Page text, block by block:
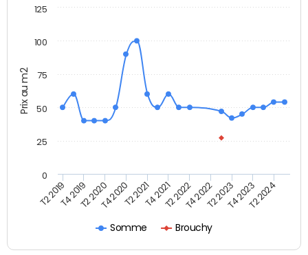
Prix au m2
Somme Brouchy
T2 2019T4 2019T2 2020T4 2020T2 2021T4 2021T2 2022T4 2022T2 2023T4 2023T2 2024
100
0
25
50
75
125